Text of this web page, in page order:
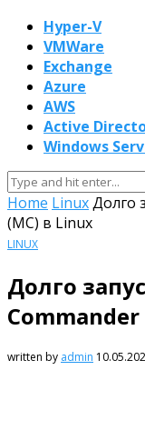
Hyper-V
VMWare
Exchange
Azure
AWS
Active
Windows
Home LinuxДолго
(MC) в Linux
LINUX
Долго
written by admin